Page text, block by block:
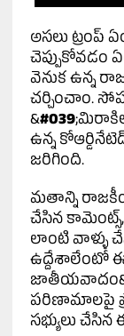
అసలు ట్రంప్
చెప్పుకోవడం
వెనుక ఉన్న
చర్చించాం.
&#039
ఉన్న
జరిగింది.
మతాన్ని
చేసిన
లాంటి వాళ్ళు
ఉద్దేశాలేంటో
పరిణామాలపై
సభ్యులు చేసిన